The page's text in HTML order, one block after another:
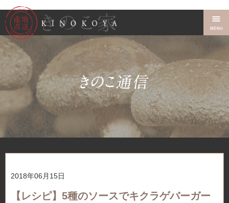
2018年06月15日
【レシピ】5種のソースでキクラゲバーガー